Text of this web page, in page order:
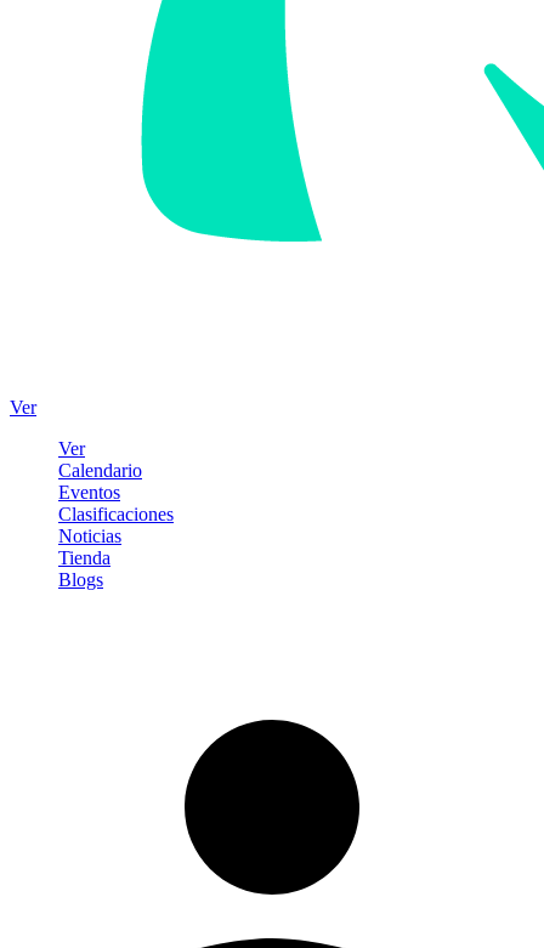
Ver
Ver
Calendario
Eventos
Clasificaciones
Noticias
Tienda
Blogs